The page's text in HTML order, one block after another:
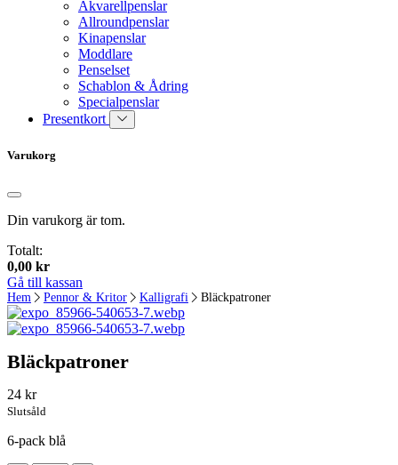
Akvarellpenslar
Allroundpenslar
Kinapenslar
Moddlare
Penselset
Schablon & Ådring
Specialpenslar
Presentkort
Varukorg
Din varukorg är tom.
Totalt:
0,00 kr
Gå till kassan
Hem Pennor & Kritor Kalligrafi Bläckpatroner
Bläckpatroner
24 kr
Slutsåld
6-pack blå